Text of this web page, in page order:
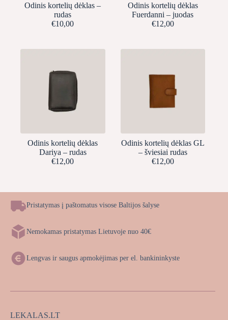
Odinis kortelių dėklas –
rudas
€10,00
Odinis kortelių dėklas
Fuerdanni – juodas
€12,00
Odinis kortelių dėklas
Dariya – rudas
€12,00
Odinis kortelių dėklas GL
– šviesiai rudas
€12,00
Pristatymas į paštomatus visose Baltijos šalyse
Nemokamas pristatymas Lietuvoje nuo 40€
Lengvas ir saugus apmokėjimas per el. bankininkyste
LEKALAS.LT